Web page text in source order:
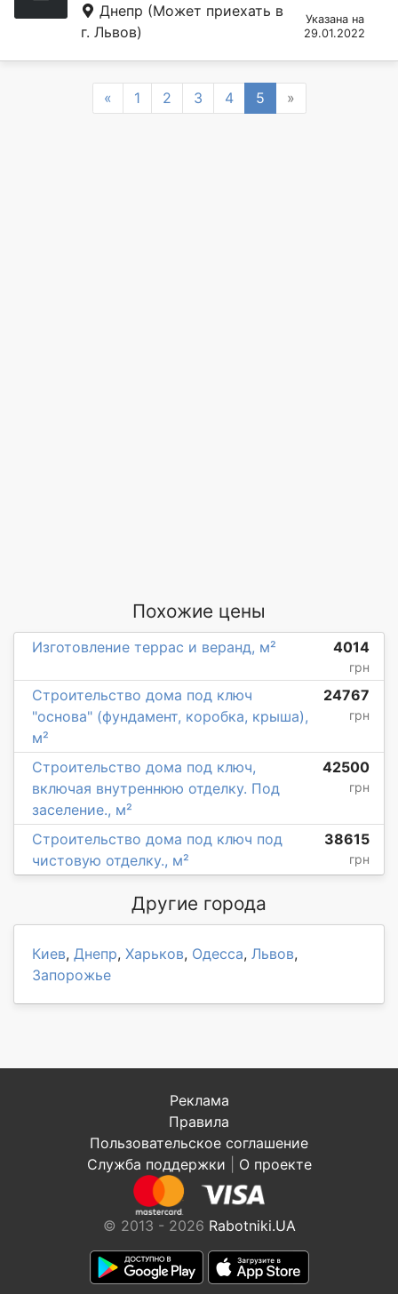
Днепр (Может приехать в
г. Львов)
Указана на
29.01.2022
«Previous
1 2 3 4 5 »Next
Похожие цены
Изготовление террас и веранд, м² 4014
грн
Строительство дома под ключ
"основа" (фундамент, коробка, крыша),
м²
24767
грн
Строительство дома под ключ,
включая внутреннюю отделку. Под
заселение., м²
42500
грн
Строительство дома под ключ под
чистовую отделку., м²
38615
грн
Другие города
Киев, Днепр, Харьков, Одесса, Львов,
Запорожье
Реклама
Правила
Пользовательское соглашение
Служба поддержки
О проекте
© 2013 - 2026 Rabotniki.UA